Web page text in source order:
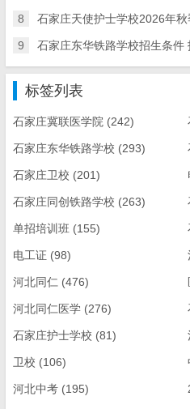
8 石家庄天使护士学校2026年
9 石家庄东华铁路学校招生条件
标签列表
石家庄冀联医学院 (242)
石家庄东华铁路学校 (293)
石家庄卫校 (201)
石家庄同创铁路学校 (263)
单招培训班 (155)
电工证 (98)
河北同仁 (476)
河北同仁医学 (276)
石家庄护士学校 (81)
卫校 (106)
河北中考 (195)